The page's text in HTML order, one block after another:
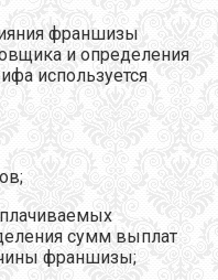
франшизы
и определения
используется
сумм выплат
франшизы;